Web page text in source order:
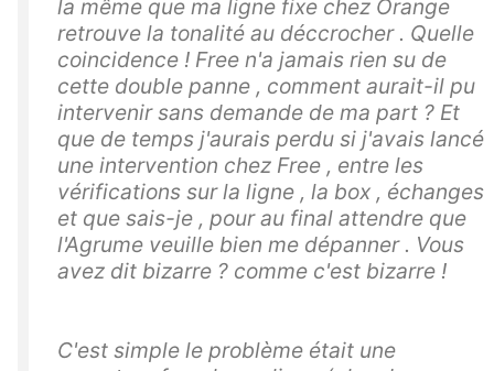
la même que ma ligne fixe chez Orange
retrouve la tonalité au déccrocher . Quelle
coincidence ! Free n'a jamais rien su de
cette double panne , comment aurait-il pu
intervenir sans demande de ma part ? Et
que de temps j'aurais perdu si j'avais lancé
une intervention chez Free , entre les
vérifications sur la ligne , la box , échanges
et que sais-je , pour au final attendre que
l'Agrume veuille bien me dépanner . Vous
avez dit bizarre ? comme c'est bizarre !
C'est simple le problème était une